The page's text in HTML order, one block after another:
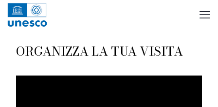
ORGANIZZA LA TUA VISITA